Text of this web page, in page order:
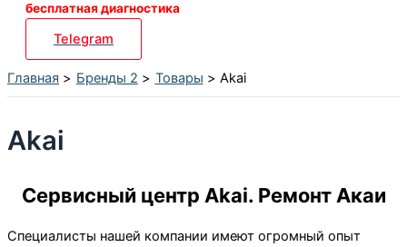
бесплатная диагностика
Telegram
Главная Бренды 2 Товары Akai
Akai
Сервисный центр Akai. Ремонт Акаи
Специалисты нашей компании имеют огромный опыт